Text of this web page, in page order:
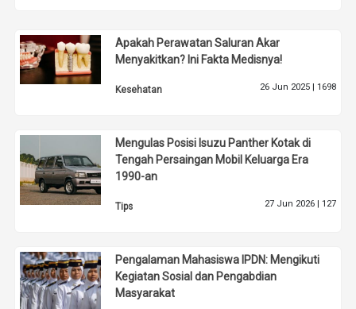
Apakah Perawatan Saluran Akar
Menyakitkan? Ini Fakta Medisnya!
Kesehatan 26 Jun 2025 | 1698
Mengulas Posisi Isuzu Panther Kotak di
Tengah Persaingan Mobil Keluarga Era
1990-an
Tips 27 Jun 2026 | 127
Pengalaman Mahasiswa IPDN: Mengikuti
Kegiatan Sosial dan Pengabdian
Masyarakat